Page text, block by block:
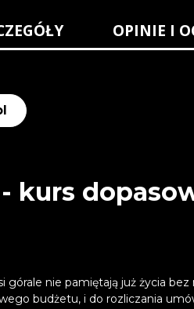
OPINIE I
- kurs
górale nie pamiętają już życia
budżetu, i do rozliczania